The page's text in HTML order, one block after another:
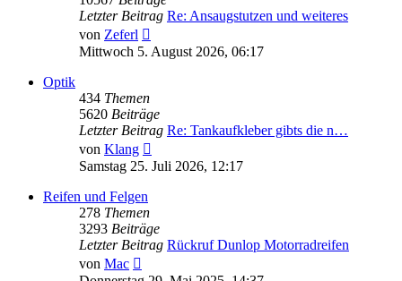
Letzter Beitrag Re: Ansaugstutzen und weiteres
von Zeferl
Beitrag
Mittwoch 5. August 2026, 06:17
Optik
434 Themen
5620 Beiträge
Letzter Beitrag Re: Tankaufkleber gibts die n…
von Klang
Beitrag
Samstag 25. Juli 2026, 12:17
Reifen und Felgen
278 Themen
3293 Beiträge
Letzter Beitrag Rückruf Dunlop Motorradreifen
von Mac
Beitrag